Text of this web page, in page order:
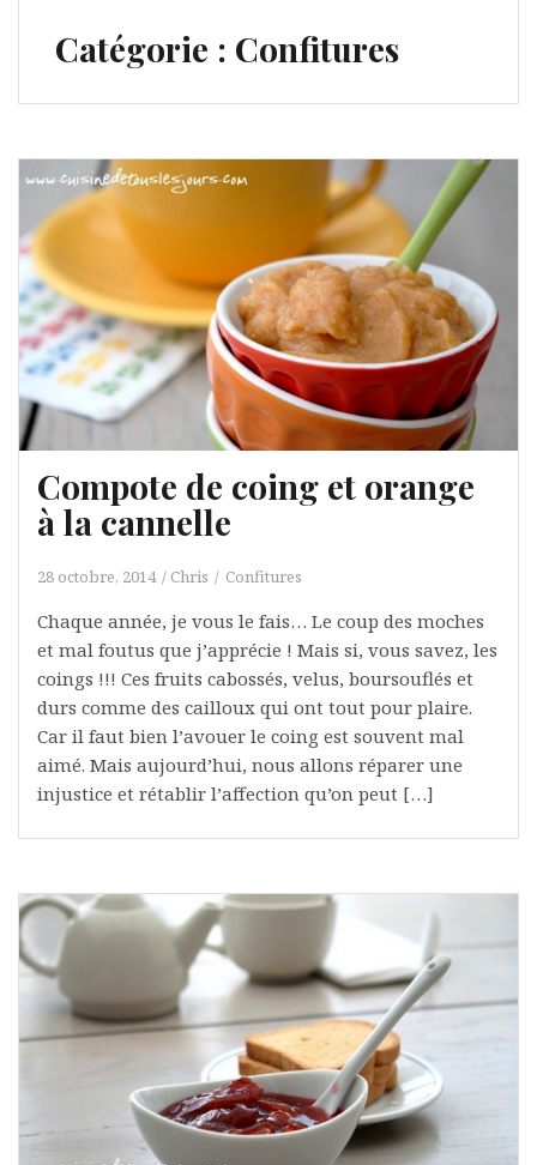
Catégorie : Confitures
Compote de coing et orange
à la cannelle
28 octobre, 2014 Chris Confitures
Chaque année, je vous le fais… Le coup des moches
et mal foutus que j’apprécie ! Mais si, vous savez, les
coings !!! Ces fruits cabossés, velus, boursouflés et
durs comme des cailloux qui ont tout pour plaire.
Car il faut bien l’avouer le coing est souvent mal
aimé. Mais aujourd’hui, nous allons réparer une
injustice et rétablir l’affection qu’on peut […]